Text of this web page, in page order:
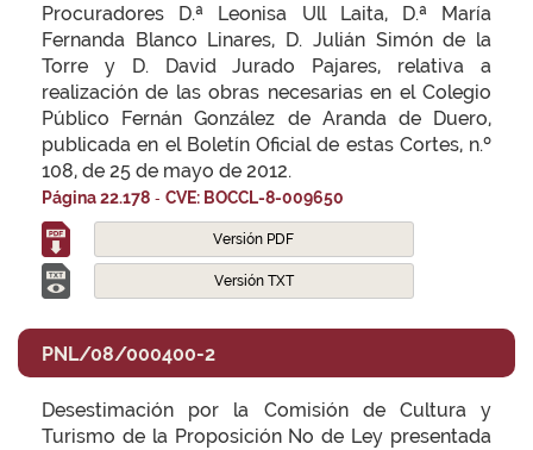
Procuradores D.ª Leonisa Ull Laita, D.ª María
Fernanda Blanco Linares, D. Julián Simón de la
Torre y D. David Jurado Pajares, relativa a
realización de las obras necesarias en el Colegio
Público Fernán González de Aranda de Duero,
publicada en el Boletín Oficial de estas Cortes, n.º
108, de 25 de mayo de 2012.
Página 22.178 - CVE: BOCCL-8-009650
Versión PDF
Versión TXT
PNL/08/000400-2
Desestimación por la Comisión de Cultura y
Turismo de la Proposición No de Ley presentada